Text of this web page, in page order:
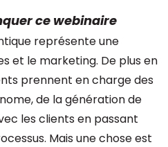
ce webinaire
représente une
et le marketing. De plus en
prennent en charge des
de la génération de
les clients en passant
Mais une chose est